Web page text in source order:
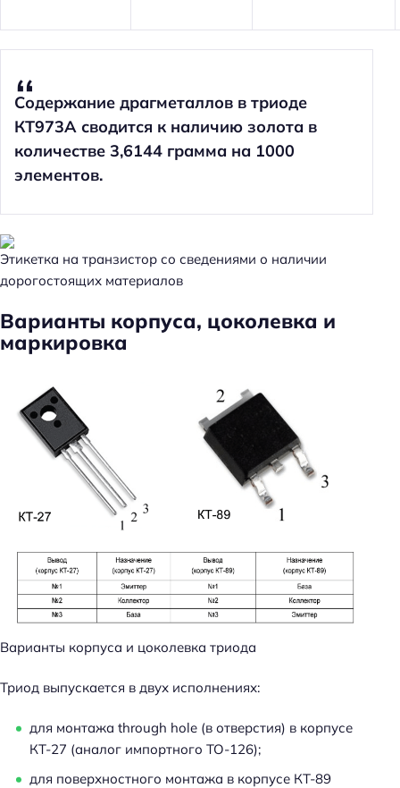
Содержание драгметаллов в триоде
КТ973А сводится к наличию золота в
количестве 3,6144 грамма на 1000
элементов.
Этикетка на транзистор со сведениями о наличии
дорогостоящих материалов
Варианты корпуса, цоколевка и
маркировка
Варианты корпуса и цоколевка триода
Триод выпускается в двух исполнениях:
для монтажа through hole (в отверстия) в корпусе
КТ-27 (аналог импортного TO-126);
для поверхностного монтажа в корпусе КТ-89